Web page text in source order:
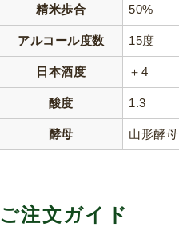
精米歩合 50%
アルコール度数 15度
日本酒度 ＋4
酸度 1.3
酵母 山形酵母
ご注文ガイド